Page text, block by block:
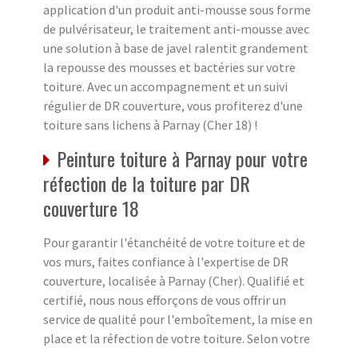
application d'un produit anti-mousse sous forme
de pulvérisateur, le traitement anti-mousse avec
une solution à base de javel ralentit grandement
la repousse des mousses et bactéries sur votre
toiture. Avec un accompagnement et un suivi
régulier de DR couverture, vous profiterez d'une
toiture sans lichens à Parnay (Cher 18) !
Peinture toiture à Parnay pour votre
réfection de la toiture par DR
couverture 18
Pour garantir l'étanchéité de votre toiture et de
vos murs, faites confiance à l'expertise de DR
couverture, localisée à Parnay (Cher). Qualifié et
certifié, nous nous efforçons de vous offrir un
service de qualité pour l'emboîtement, la mise en
place et la réfection de votre toiture. Selon votre